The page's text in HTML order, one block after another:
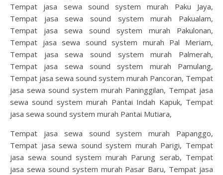
Tempat jasa sewa sound system murah Paku Jaya,
Tempat jasa sewa sound system murah Pakualam,
Tempat jasa sewa sound system murah Pakulonan,
Tempat jasa sewa sound system murah Pal Meriam,
Tempat jasa sewa sound system murah Palmerah,
Tempat jasa sewa sound system murah Pamulang,
Tempat jasa sewa sound system murah Pancoran, Tempat
jasa sewa sound system murah Paninggilan, Tempat jasa
sewa sound system murah Pantai Indah Kapuk, Tempat
jasa sewa sound system murah Pantai Mutiara,
Tempat jasa sewa sound system murah Papanggo,
Tempat jasa sewa sound system murah Parigi, Tempat
jasa sewa sound system murah Parung serab, Tempat
jasa sewa sound system murah Pasar Baru, Tempat jasa